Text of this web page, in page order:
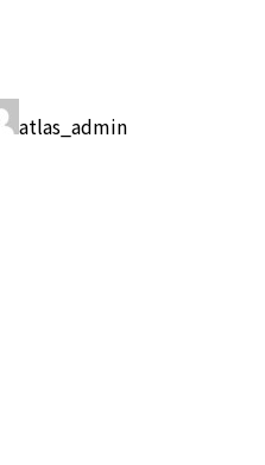
atlas_admin